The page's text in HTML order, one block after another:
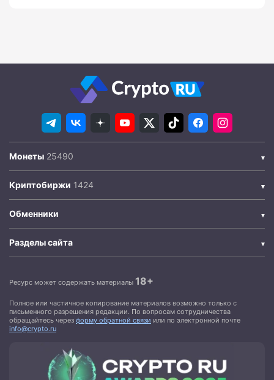
Монеты
Криптобиржи
Обменники
Разделы сайта
Ресурс может содержать материалы 18+
Полное или частичное копирование материалов возможно только с
письменного разрешения редакции. По вопросам сотрудничества
обращайтесь через форму обратной связи или по электронной почте
info@crypto.ru